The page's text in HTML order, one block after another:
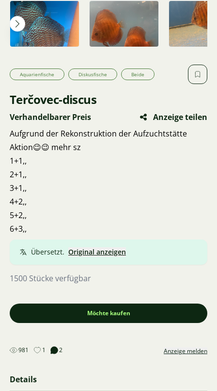
Aquarienfische Diskusfische Beide
Terčovec-discus
Verhandelbarer Preis
Anzeige teilen
Aufgrund der Rekonstruktion der Aufzuchtstätte
Aktion😉😉 mehr sz
1+1,,
2+1,,
3+1,,
4+2,,
5+2,,
6+3,,
Übersetzt. Original anzeigen
1500 Stücke verfügbar
Möchte kaufen
981 1 2 Anzeige melden
Details